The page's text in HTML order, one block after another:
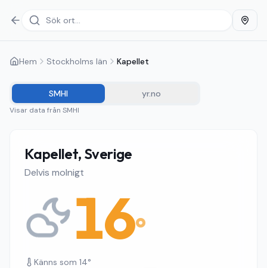
Hem Stockholms län Kapellet
SMHI yr.no
Visar data från SMHI
Kapellet, Sverige
Delvis molnigt
16°
Känns som 14°